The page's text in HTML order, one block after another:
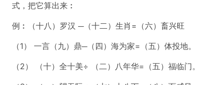
式，把它算出来︰
例︰（十八）罗汉 ─（十二）生肖=（六）畜兴旺
（1） 一言（九）鼎─（四）海为家=（五）体投地。
（2） （十）全十美÷ （二）八年华=（五）福临门。